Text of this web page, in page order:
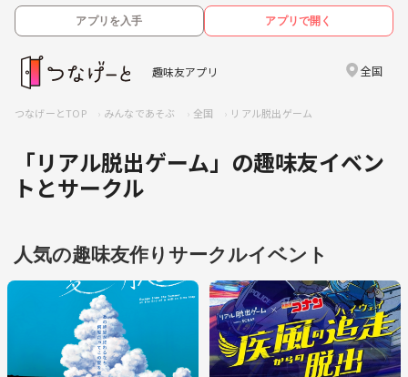
アプリを入手 アプリで開く
趣味友アプリ 全国
つなげーとTOP みんなであそぶ 全国 リアル脱出ゲーム
「リアル脱出ゲーム」の趣味友イベン
トとサークル
人気の趣味友作りサークルイベント